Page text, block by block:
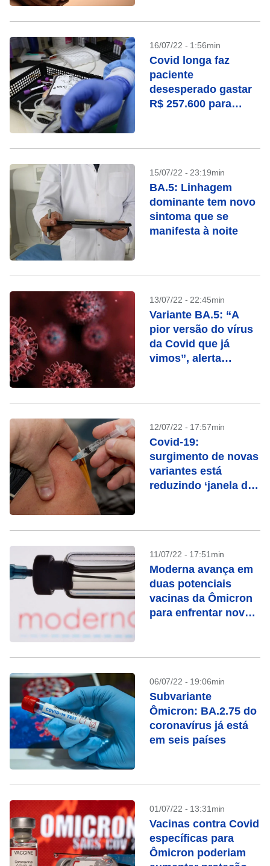
16/07/22 - 1:56min
Covid longa faz
paciente
desesperado gastar
R$ 257.600 para
15/07/22 - 23:19min
BA.5: Linhagem
dominante tem novo
sintoma que se
manifesta à noite
13/07/22 - 22:45min
Variante BA.5: “A
pior versão do vírus
da Covid que já
vimos”, alerta
12/07/22 - 17:57min
Covid-19:
surgimento de novas
variantes está
reduzindo ‘janela de
11/07/22 - 17:51min
Moderna avança em
duas potenciais
vacinas da Ômicron
para enfrentar novas
06/07/22 - 19:06min
Subvariante
Ômicron: BA.2.75 do
coronavírus já está
em seis países
01/07/22 - 13:31min
Vacinas contra Covid
específicas para
Ômicron poderiam